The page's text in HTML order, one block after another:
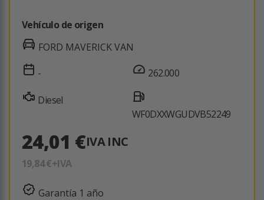
Vehículo de origen
FORD MAVERICK VAN
-
Diesel
262.000
WF0DXXWGUDVB52249
24,01 €IVA INC
19,84 €+IVA
Garantía 1 año